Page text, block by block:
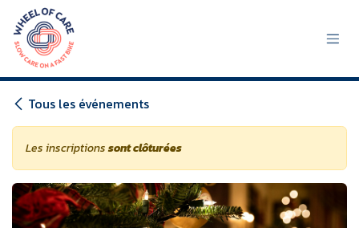
Se rendre au contenu
Tous les événements
Les inscriptionssont clôturées